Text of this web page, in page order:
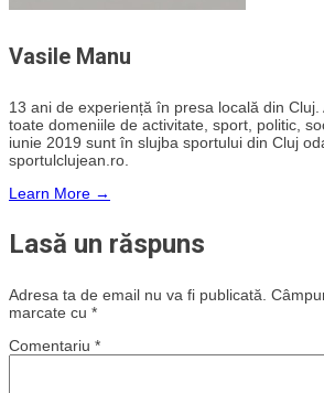
Vasile Manu
13 ani de experiență în presa locală din
toate domeniile de activitate, sport, politic,
iunie 2019 sunt în slujba sportului din Cluj
sportulclujean.ro.
Learn More →
Lasă un răspuns
Adresa ta de email nu va fi publicată.
marcate cu *
Comentariu *